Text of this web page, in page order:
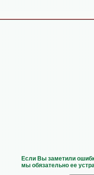
Если Вы заметили
мы обязательно ее